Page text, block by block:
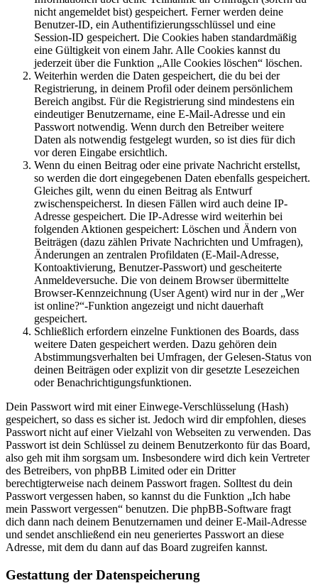
nicht angemeldet bist) gespeichert. Ferner werden deine
Benutzer-ID, ein Authentifizierungsschlüssel und eine
Session-ID gespeichert. Die Cookies haben standardmäßig
eine Gültigkeit von einem Jahr. Alle Cookies kannst du
jederzeit über die Funktion „Alle Cookies löschen“ löschen.
Weiterhin werden die Daten gespeichert, die du bei der
Registrierung, in deinem Profil oder deinem persönlichem
Bereich angibst. Für die Registrierung sind mindestens ein
eindeutiger Benutzername, eine E-Mail-Adresse und ein
Passwort notwendig. Wenn durch den Betreiber weitere
Daten als notwendig festgelegt wurden, so ist dies für dich
vor deren Eingabe ersichtlich.
Wenn du einen Beitrag oder eine private Nachricht erstellst,
so werden die dort eingegebenen Daten ebenfalls gespeichert.
Gleiches gilt, wenn du einen Beitrag als Entwurf
zwischenspeicherst. In diesen Fällen wird auch deine IP-
Adresse gespeichert. Die IP-Adresse wird weiterhin bei
folgenden Aktionen gespeichert: Löschen und Ändern von
Beiträgen (dazu zählen Private Nachrichten und Umfragen),
Änderungen an zentralen Profildaten (E-Mail-Adresse,
Kontoaktivierung, Benutzer-Passwort) und gescheiterte
Anmeldeversuche. Die von deinem Browser übermittelte
Browser-Kennzeichnung (User Agent) wird nur in der „Wer
ist online?“-Funktion angezeigt und nicht dauerhaft
gespeichert.
Schließlich erfordern einzelne Funktionen des Boards, dass
weitere Daten gespeichert werden. Dazu gehören dein
Abstimmungsverhalten bei Umfragen, der Gelesen-Status von
deinen Beiträgen oder explizit von dir gesetzte Lesezeichen
oder Benachrichtigungsfunktionen.
Dein Passwort wird mit einer Einwege-Verschlüsselung (Hash)
gespeichert, so dass es sicher ist. Jedoch wird dir empfohlen, dieses
Passwort nicht auf einer Vielzahl von Webseiten zu verwenden. Das
Passwort ist dein Schlüssel zu deinem Benutzerkonto für das Board,
also geh mit ihm sorgsam um. Insbesondere wird dich kein Vertreter
des Betreibers, von phpBB Limited oder ein Dritter
berechtigterweise nach deinem Passwort fragen. Solltest du dein
Passwort vergessen haben, so kannst du die Funktion „Ich habe
mein Passwort vergessen“ benutzen. Die phpBB-Software fragt
dich dann nach deinem Benutzernamen und deiner E-Mail-Adresse
und sendet anschließend ein neu generiertes Passwort an diese
Adresse, mit dem du dann auf das Board zugreifen kannst.
Gestattung der Datenspeicherung